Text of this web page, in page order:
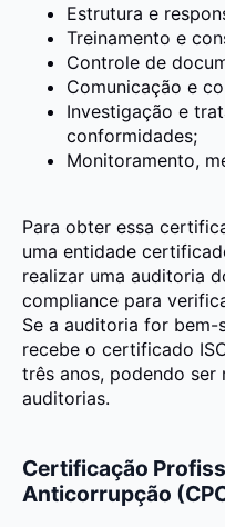
Estrutura e
Treinamento e
Controle de
Comunicação e
Investigação e
conformidades;
Monitoramento,
Para obter essa
uma entidade
realizar uma auditoria
compliance para
Se a auditoria for bem-
recebe o certificado
três anos, podendo ser
auditorias.
Certificação
Anticorrupção